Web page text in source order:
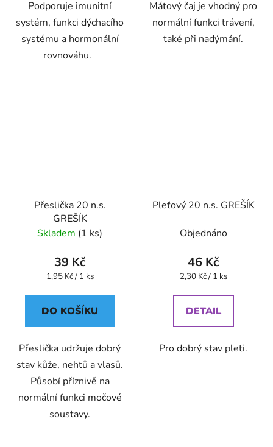
Podporuje imunitní
systém, funkci dýchacího
systému a hormonální
rovnováhu.
Mátový čaj je vhodný pro
normální funkci trávení,
také při nadýmání.
Přeslička 20 n.s.
GREŠÍK
Skladem (1 ks)
39 Kč
Měrná
1,95 Kč / 1 ks
DO KOŠÍKU
Přeslička udržuje dobrý
stav kůže, nehtů a vlasů.
Působí příznivě na
normální funkci močové
soustavy.
Pleťový 20 n.s. GREŠÍK
Objednáno
46 Kč
Měrná
2,30 Kč / 1 ks
DETAIL
Pro dobrý stav pleti.